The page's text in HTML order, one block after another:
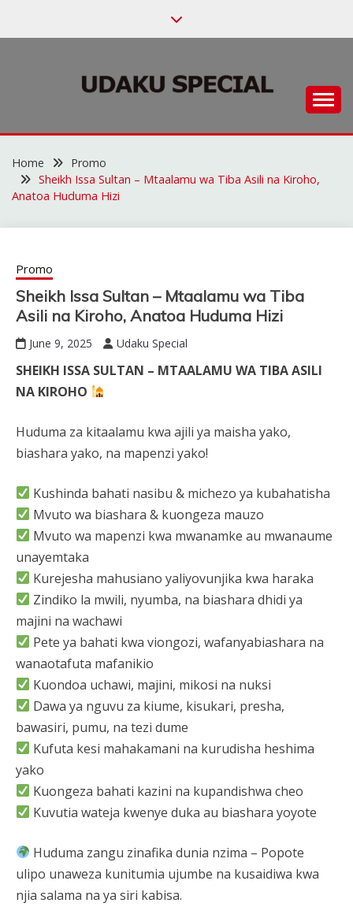
UDAKU SPECIAL
Home
Promo
Sheikh Issa Sultan – Mtaalamu wa Tiba Asili na Kiroho,
Anatoa Huduma Hizi
Promo
Sheikh Issa Sultan – Mtaalamu wa Tiba
Asili na Kiroho, Anatoa Huduma Hizi
June 9, 2025 Udaku Special
SHEIKH ISSA SULTAN – MTAALAMU WA TIBA ASILI
NA KIROHO
Huduma za kitaalamu kwa ajili ya maisha yako,
biashara yako, na mapenzi yako!
Kushinda bahati nasibu & michezo ya kubahatisha
Mvuto wa biashara & kuongeza mauzo
Mvuto wa mapenzi kwa mwanamke au mwanaume
unayemtaka
Kurejesha mahusiano yaliyovunjika kwa haraka
Zindiko la mwili, nyumba, na biashara dhidi ya
majini na wachawi
Pete ya bahati kwa viongozi, wafanyabiashara na
wanaotafuta mafanikio
Kuondoa uchawi, majini, mikosi na nuksi
Dawa ya nguvu za kiume, kisukari, presha,
bawasiri, pumu, na tezi dume
Kufuta kesi mahakamani na kurudisha heshima
yako
Kuongeza bahati kazini na kupandishwa cheo
Kuvutia wateja kwenye duka au biashara yoyote
Huduma zangu zinafika dunia nzima – Popote
ulipo unaweza kunitumia ujumbe na kusaidiwa kwa
njia salama na ya siri kabisa.